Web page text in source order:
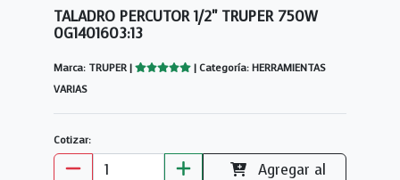
TALADRO PERCUTOR 1/2" TRUPER 750W
0G1401603:13
Marca: TRUPER |
| Categoría: HERRAMIENTAS
VARIAS
Cotizar:
Agregar al